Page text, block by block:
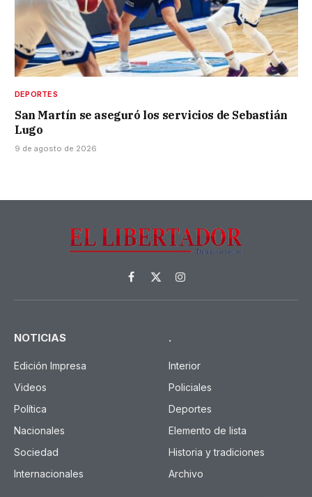
DEPORTES
San Martín se aseguró los servicios de Sebastián
Lugo
9 de agosto de 2026
Facebook
X
(Twitter)
Instagram
NOTICIAS
Edición Impresa
Videos
Política
Nacionales
Sociedad
Internacionales
.
Interior
Policiales
Deportes
Elemento de lista
Historia y tradiciones
Archivo